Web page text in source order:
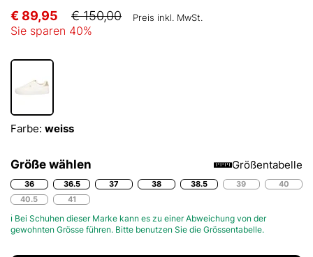
€ 89,95 € 150,00 Preis inkl. MwSt.
Sie sparen 40%
Farbe: weiss
Größe wählen Größentabelle
36 36.5 37 38 38.5 39
40
40.5
41
ℹ Bei Schuhen dieser Marke kann es zu einer Abweichung von der
gewohnten Grösse führen. Bitte benutzen Sie die Grössentabelle.